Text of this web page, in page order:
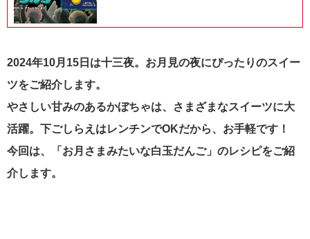
2024年10月15日は十三夜。お月見の夜にぴったりのスイー
ツをご紹介します。
やさしい甘みのあるかぼちゃは、さまざまなスイーツに大
活躍。下ごしらえはレンチンでOKだから、お手軽です！
今回は、「お月さまみたいな白玉だんご」のレシピをご紹
介します。